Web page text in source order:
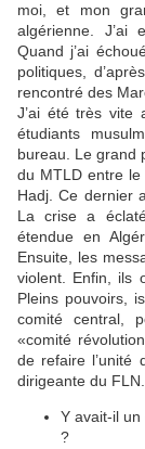
moi, et mon
algérienne. J’ai
Quand j’ai
politiques,
rencontré des
J’ai été très vite
étudiants
bureau. Le grand
du MTLD entre
Hadj. Ce dernier
La crise a
étendue en
Ensuite, les
violent. Enfin, ils
Pleins pouvoirs,
comité central,
«comité
de refaire l’unité
dirigeante du
Y avait-il
?